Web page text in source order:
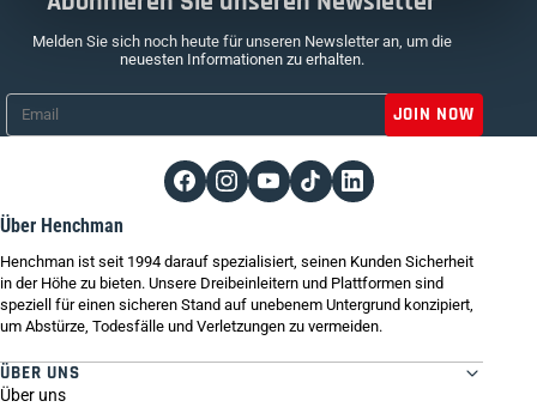
Melden Sie sich noch heute für unseren Newsletter an, um die
neuesten Informationen zu erhalten.
Über Henchman
Henchman ist seit 1994 darauf spezialisiert, seinen Kunden Sicherheit
in der Höhe zu bieten. Unsere Dreibeinleitern und Plattformen sind
speziell für einen sicheren Stand auf unebenem Untergrund konzipiert,
um Abstürze, Todesfälle und Verletzungen zu vermeiden.
ÜBER UNS
Über uns